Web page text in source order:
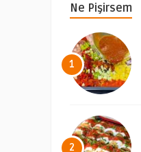
Ne Pişirsem
1
2